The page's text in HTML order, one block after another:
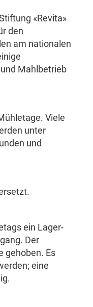
«Revita»
den
am nationalen
Mahlbetrieb
Viele
unter
und
ein Lager-
Der
gehoben. Es
eine